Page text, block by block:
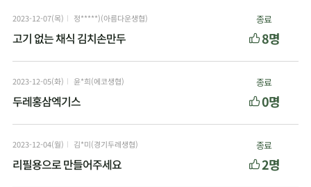
2023-12-07(목) 정*****)(아름다운생협)
고기 없는 채식 김치손만두
종료
8명
2023-12-05(화) 윤*희(에코생협)
두레홍삼엑기스
종료
0명
2023-12-04(월) 김*미(경기두레생협)
리필용으로 만들어주세요
종료
2명